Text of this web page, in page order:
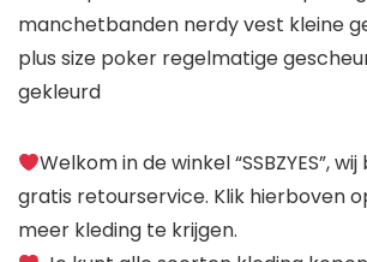
manchetbanden nerdy vest kleine
plus size poker regelmatige
gekleurd
Welkom in de winkel “SSBZYES”,
gratis retourservice. Klik hierboven op
meer kleding te krijgen.